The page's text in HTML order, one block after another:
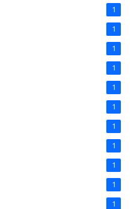
1
1
1
1
1
1
1
1
1
1
1